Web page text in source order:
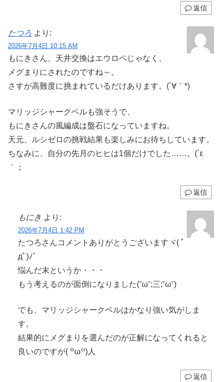
返信
たつろ より:
2026年7月4日 10:15 AM
もにきさん、天井交換はエウロペじゃなく、
メグまりにされたのですね～。
さすが高難度に挑まれているだけあります。(´∀｀*)
マリッジシャークベルも強そうで、
もにきさんの風編成は盤石になっていますね。
天元、ルシゼロの挑戦結果も楽しみにお待ちしています。
ちなみに、自分の先月のヒヒは1個だけでした……。(´ε
｀；
返信
もにき より:
2026年7月4日 1:42 PM
たつろさんコメントありがとうございますヾ( ﾟ
дﾟ)ﾉ゛
悩んだ末というか・・・
もう考えるのが面倒になりました(˘ω˘;三;˘ω˘)
でも、マリッジシャークベルはかなり強い気がしま
す。
結果的にメグまりを選んだのが正解になってくれると
良いのですが( ꒪ω꒪)人
返信